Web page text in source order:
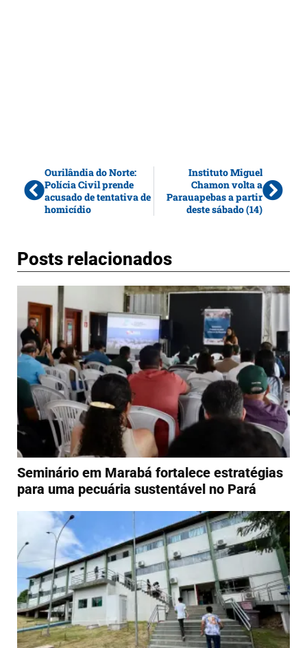
Ourilândia do Norte:
Polícia Civil prende
acusado de tentativa de
homicídio
Instituto Miguel
Chamon volta a
Parauapebas a partir
deste sábado (14)
Posts relacionados
Seminário em Marabá fortalece estratégias
para uma pecuária sustentável no Pará